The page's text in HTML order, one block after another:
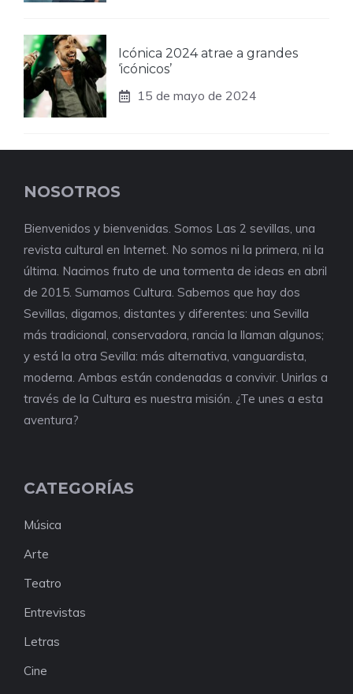
Icónica 2024 atrae a grandes
‘icónicos’
15 de mayo de 2024
NOSOTROS
Bienvenidos y bienvenidas. Somos Las 2 sevillas, una
revista cultural en Internet. No somos ni la primera, ni la
última. Nacimos fruto de una tormenta de ideas en abril
de 2015. Sumamos Cultura. Sabemos que hay dos
Sevillas, digamos, distantes y diferentes: una Sevilla
más tradicional, conservadora, rancia la llaman algunos;
y está la otra Sevilla: más alternativa, vanguardista,
moderna. Ambas están condenadas a convivir. Unirlas a
través de la Cultura es nuestra misión. ¿Te unes a esta
aventura?
CATEGORÍAS
Música
Arte
Teatro
Entrevistas
Letras
Cine